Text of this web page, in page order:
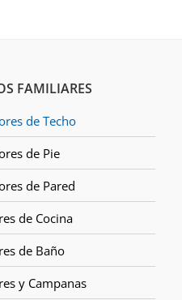
FAMILIARES
de Techo
de Pie
de Pared
de Cocina
de Baño
y Campanas